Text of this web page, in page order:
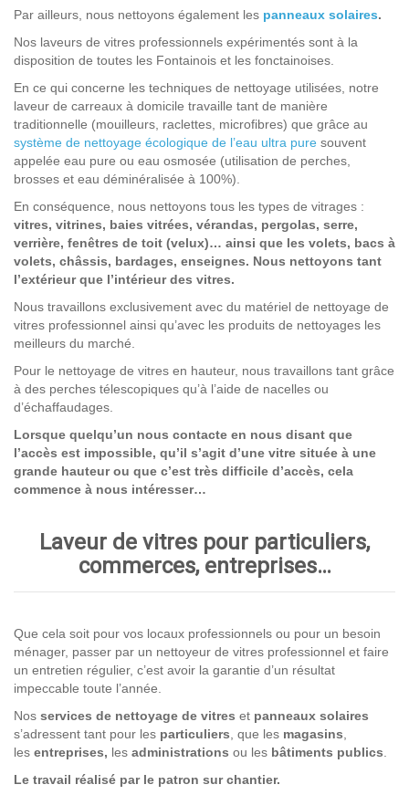
Par ailleurs, nous nettoyons également les panneaux solaires.
Nos laveurs de vitres professionnels expérimentés sont à la
disposition de toutes les Fontainois et les fonctainoises.
En ce qui concerne les techniques de nettoyage utilisées, notre
laveur de carreaux à domicile travaille tant de manière
traditionnelle (mouilleurs, raclettes, microfibres) que grâce au
système de nettoyage écologique de l’eau ultra pure souvent
appelée eau pure ou eau osmosée (utilisation de perches,
brosses et eau déminéralisée à 100%).
En conséquence, nous nettoyons tous les types de vitrages :
vitres, vitrines, baies vitrées, vérandas, pergolas, serre,
verrière, fenêtres de toit (velux)… ainsi que les volets, bacs à
volets, châssis, bardages, enseignes. Nous nettoyons tant
l’extérieur que l’intérieur des vitres.
Nous travaillons exclusivement avec du matériel de nettoyage de
vitres professionnel ainsi qu’avec les produits de nettoyages les
meilleurs du marché.
Pour le nettoyage de vitres en hauteur, nous travaillons tant grâce
à des perches télescopiques qu’à l’aide de nacelles ou
d’échaffaudages.
Lorsque quelqu’un nous contacte en nous disant que
l’accès est impossible, qu’il s’agit d’une vitre située à une
grande hauteur ou que c’est très difficile d’accès, cela
commence à nous intéresser…
Laveur de vitres pour particuliers,
commerces, entreprises…
Que cela soit pour vos locaux professionnels ou pour un besoin
ménager, passer par un nettoyeur de vitres professionnel et faire
un entretien régulier, c’est avoir la garantie d’un résultat
impeccable toute l’année.
Nos services de nettoyage de vitres et panneaux solaires
s’adressent tant pour les particuliers , que les magasins
les entreprises, les administrations ou les bâtiments publics
Le travail réalisé par le patron sur chantier.